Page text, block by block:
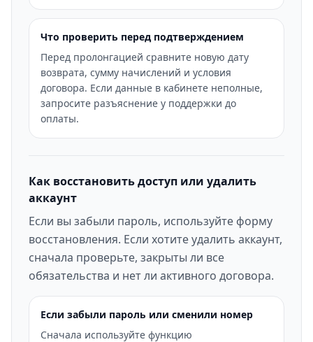
Что проверить перед подтверждением
Перед пролонгацией сравните новую дату
возврата, сумму начислений и условия
договора. Если данные в кабинете неполные,
запросите разъяснение у поддержки до
оплаты.
Как восстановить доступ или удалить
аккаунт
Если вы забыли пароль, используйте форму
восстановления. Если хотите удалить аккаунт,
сначала проверьте, закрыты ли все
обязательства и нет ли активного договора.
Если забыли пароль или сменили номер
Сначала используйте функцию